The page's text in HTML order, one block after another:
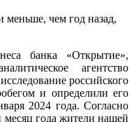
банка «Открытие»,
агентство
российского
и определили его
2024 года. Согласно
месяц года жители нашей